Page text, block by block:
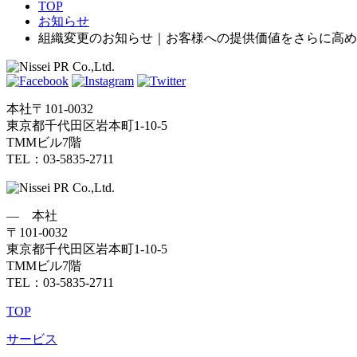
TOP
お知らせ
組織変更のお知らせ｜お客様への提供価値をさらに高
本社〒101-0032
東京都千代田区岩本町1-10-5
TMMビル7階
TEL：03-5835-2711
― 本社
〒101-0032
東京都千代田区岩本町1-10-5
TMMビル7階
TEL：03-5835-2711
TOP
サービス